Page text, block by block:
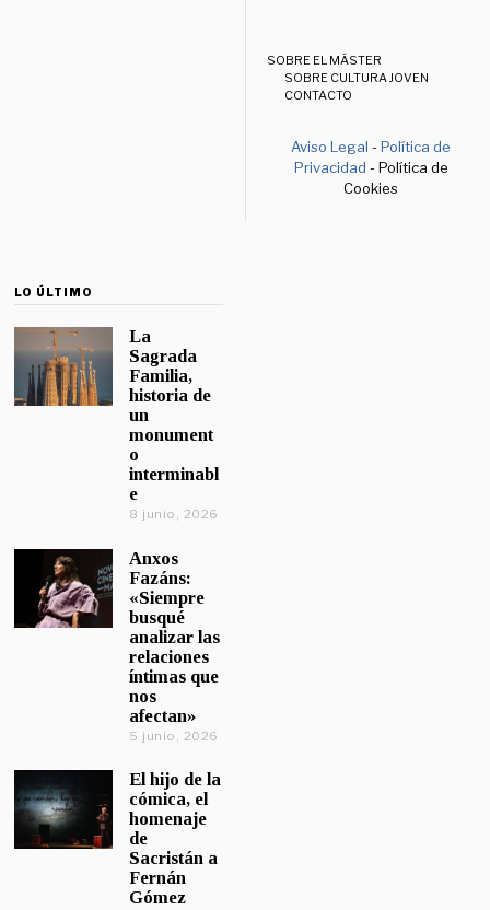
SOBRE EL MÁSTER
SOBRE CULTURA JOVEN
CONTACTO
Aviso Legal -Política de
Privacidad - Política de
Cookies
LO ÚLTIMO
La
Sagrada
Familia,
historia de
un
monument
o
interminabl
e
8 junio, 2026
Anxos
Fazáns:
«Siempre
busqué
analizar las
relaciones
íntimas que
nos
afectan»
5 junio, 2026
El hijo de la
cómica, el
homenaje
de
Sacristán a
Fernán
Gómez